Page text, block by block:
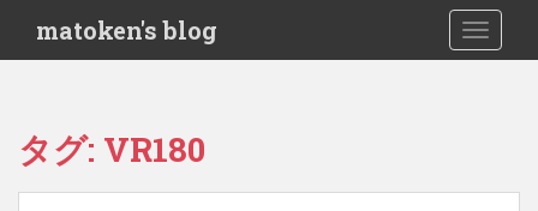
i
matoken's blog
タグ: VR180